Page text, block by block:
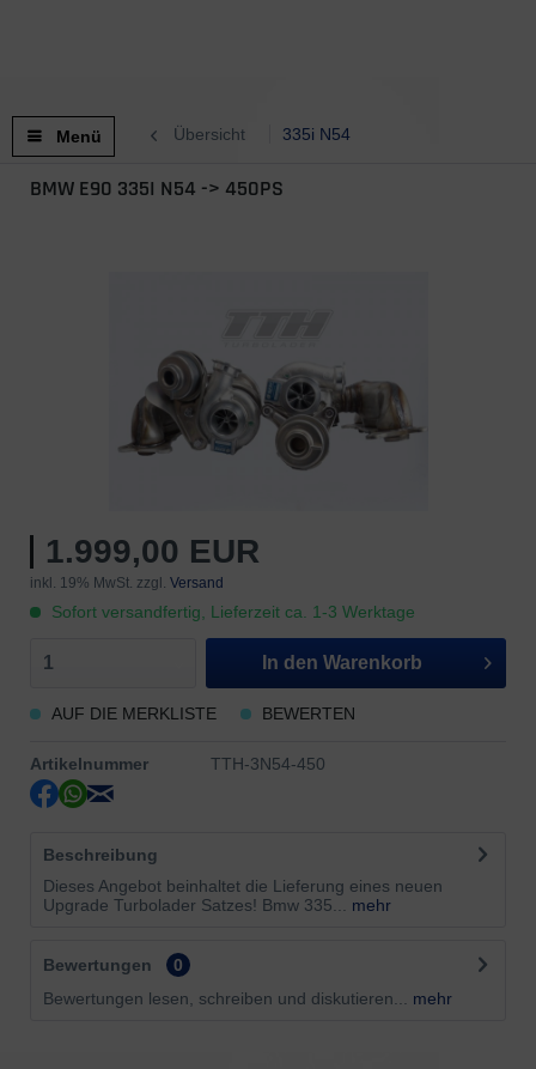
Menü Übersicht 335i N54
BMW E90 335I N54 -> 450PS
1.999,00 EUR
inkl. 19% MwSt. zzgl. Versand
Sofort versandfertig, Lieferzeit ca. 1-3 Werktage
In den Warenkorb
AUF DIE MERKLISTE BEWERTEN
Artikelnummer TTH-3N54-450
Beschreibung
Dieses Angebot beinhaltet die Lieferung eines neuen
Upgrade Turbolader Satzes! Bmw 335...
mehr
Bewertungen
0
Bewertungen lesen, schreiben und diskutieren...
mehr